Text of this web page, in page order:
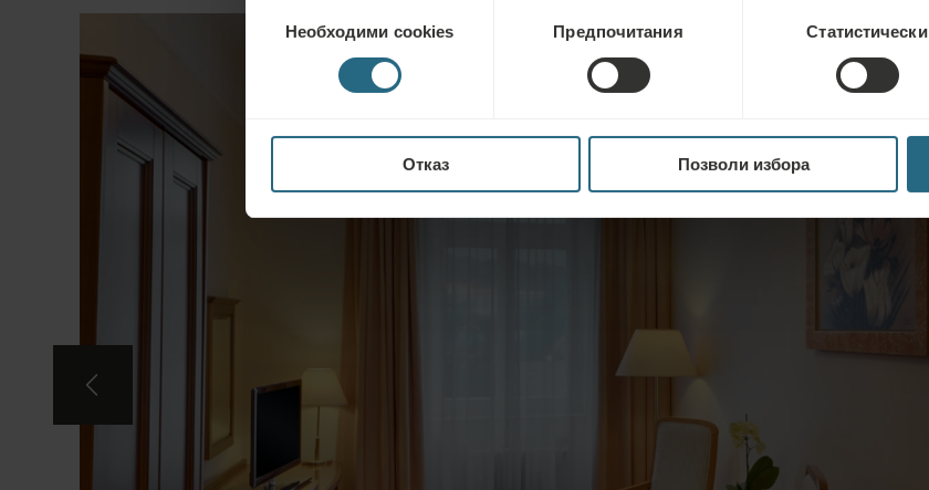
Необходими cookies Предпочитания Статистически
Отказ Позволи избора